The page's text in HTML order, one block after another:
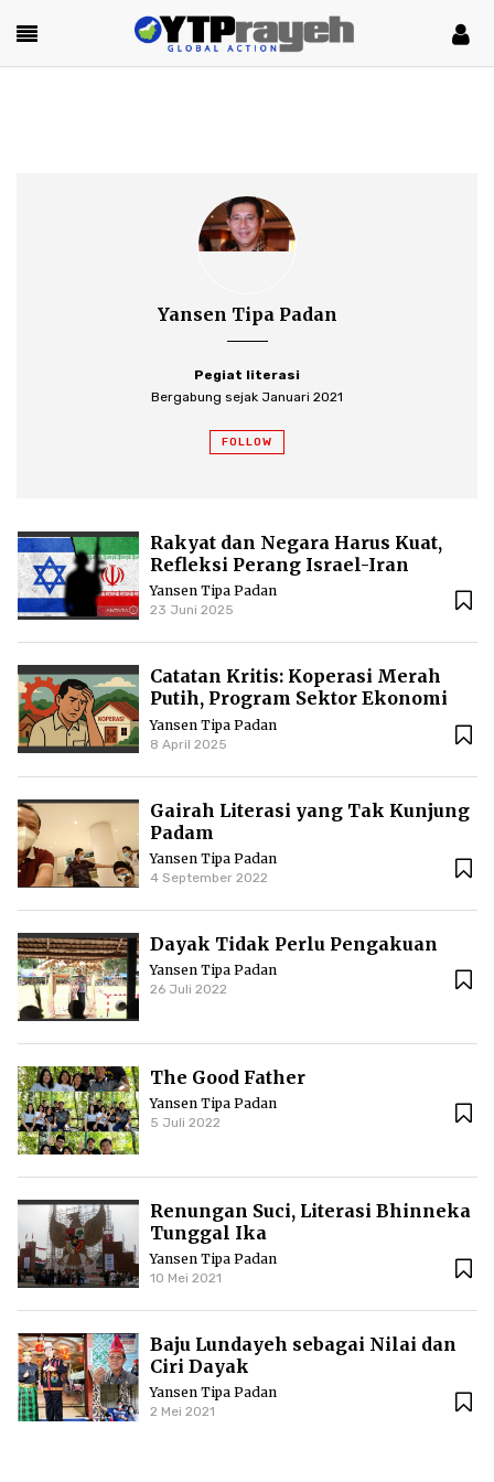
Yansen Tipa Padan
Pegiat literasi
Bergabung sejak Januari 2021
FOLLOW
Rakyat dan Negara Harus Kuat,
Refleksi Perang Israel-Iran
Yansen Tipa Padan
23 Juni 2025
Catatan Kritis: Koperasi Merah
Putih, Program Sektor Ekonomi
yang Sifatnya Wajib
Yansen Tipa Padan
8 April 2025
Gairah Literasi yang Tak Kunjung
Padam
Yansen Tipa Padan
4 September 2022
Dayak Tidak Perlu Pengakuan
Yansen Tipa Padan
26 Juli 2022
The Good Father
Yansen Tipa Padan
5 Juli 2022
Renungan Suci, Literasi Bhinneka
Tunggal Ika
Yansen Tipa Padan
10 Mei 2021
Baju Lundayeh sebagai Nilai dan
Ciri Dayak
Yansen Tipa Padan
2 Mei 2021